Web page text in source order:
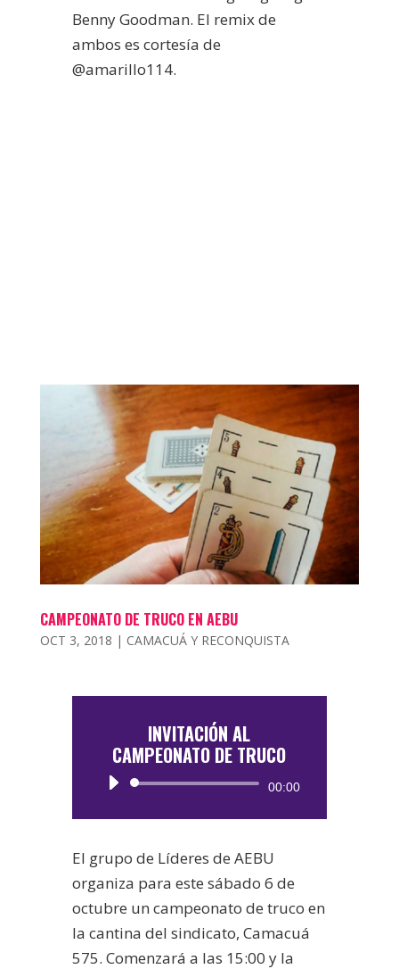
Benny Goodman. El remix de
ambos es cortesía de
@amarillo114.
CAMPEONATO DE TRUCO EN AEBU
OCT 3, 2018 | CAMACUÁ Y RECONQUISTA
INVITACIÓN AL
CAMPEONATO DE TRUCO
Reproductor
00:00
El grupo de Líderes de AEBU
organiza para este sábado 6 de
octubre un campeonato de truco en
la cantina del sindicato, Camacuá
575. Comenzará a las 15:00 y la